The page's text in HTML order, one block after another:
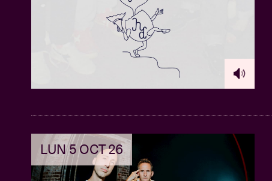
LUN 5 OCT 26